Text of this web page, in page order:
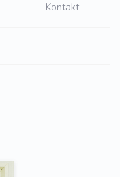
Kontakt